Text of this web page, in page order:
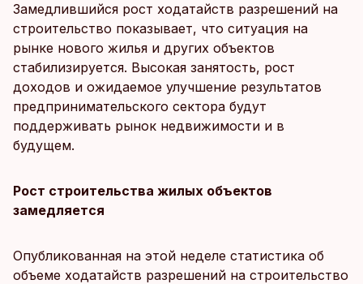
Замедлившийся рост ходатайств разрешений на
строительство показывает, что ситуация на
рынке нового жилья и других объектов
стабилизируется. Высокая занятость, рост
доходов и ожидаемое улучшение результатов
предпринимательского сектора будут
поддерживать рынок недвижимости и в
будущем.
Рост строительства жилых объектов
замедляется
Опубликованная на этой неделе статистика об
объеме ходатайств разрешений на строительство